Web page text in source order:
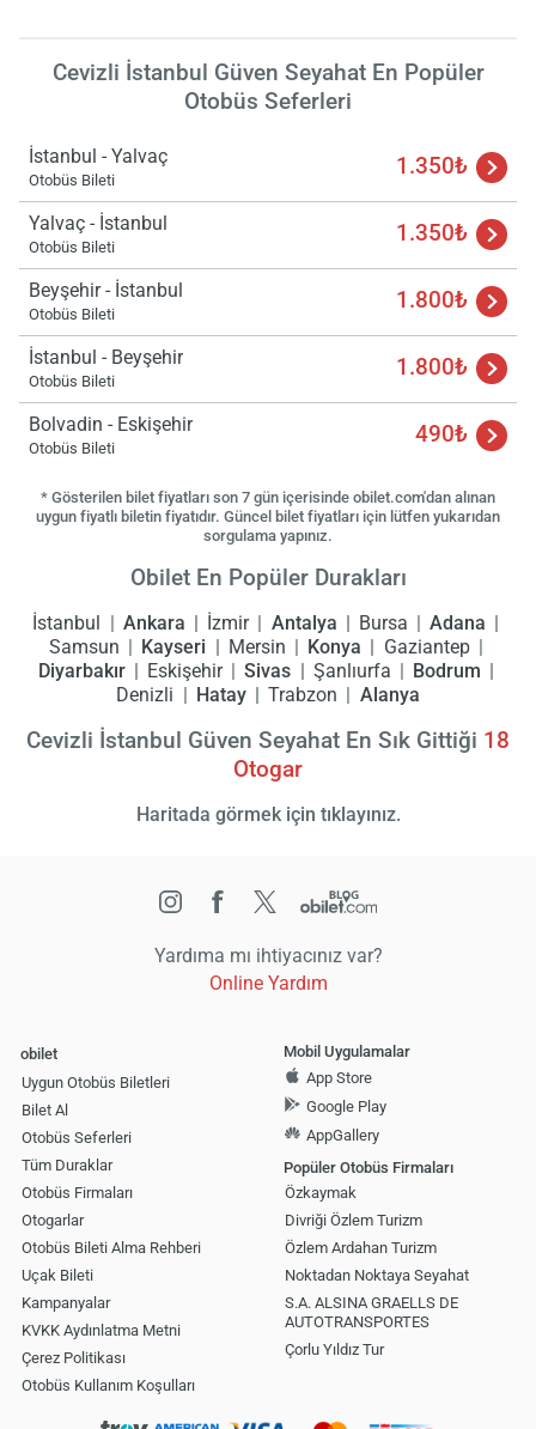
Cevizli İstanbul Güven Seyahat En Popüler
Otobüs Seferleri
İstanbul - Yalvaç
Otobüs Bileti 1.350₺
Yalvaç - İstanbul
Otobüs Bileti 1.350₺
Beyşehir - İstanbul
Otobüs Bileti 1.800₺
İstanbul - Beyşehir
Otobüs Bileti 1.800₺
Bolvadin - Eskişehir
Otobüs Bileti 490₺
* Gösterilen bilet fiyatları son 7 gün içerisinde obilet.com'dan alınan
uygun fiyatlı biletin fiyatıdır. Güncel bilet fiyatları için lütfen yukarıdan
sorgulama yapınız.
Obilet En Popüler Durakları
İstanbul Ankara İzmir Antalya Bursa
Adana
Samsun
Kayseri Mersin Konya
Gaziantep
Diyarbakır
Eskişehir Sivas Şanlıurfa
Bodrum
Denizli
Hatay Trabzon Alanya
Cevizli İstanbul Güven Seyahat En Sık Gittiği 18
Otogar
Haritada görmek için tıklayınız.
Yardıma mı ihtiyacınız var?
Online Yardım
obilet
Uygun Otobüs Biletleri
Bilet Al
Otobüs Seferleri
Tüm Duraklar
Otobüs Firmaları
Otogarlar
Otobüs Bileti Alma Rehberi
Uçak Bileti
Kampanyalar
KVKK Aydınlatma Metni
Çerez Politikası
Otobüs Kullanım Koşulları
Mobil Uygulamalar
App Store
Google Play
AppGallery
Popüler Otobüs Firmaları
Özkaymak
Divriği Özlem Turizm
Özlem Ardahan Turizm
Noktadan Noktaya Seyahat
S.A. ALSINA GRAELLS DE
AUTOTRANSPORTES
Çorlu Yıldız Tur